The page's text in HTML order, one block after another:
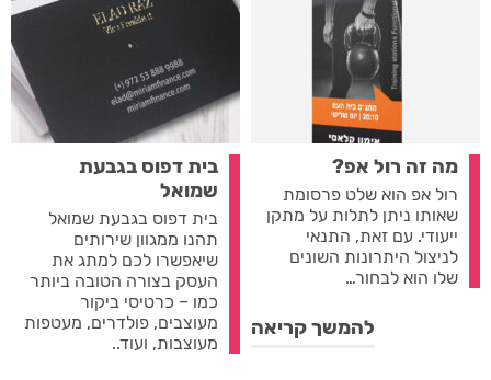
מה זה רול אפ?
רול אפ הוא שלט פרסומת
שאותו ניתן לתלות על מתקן
ייעודי. עם זאת, התנאי
לניצול היתרונות השונים
שלו הוא לבחור…
להמשך קריאה
בית דפוס בגבעת
שמואל
בית דפוס בגבעת שמואל
תהנו ממגוון שירותים
שיאפשרו לכם למתג את
העסק בצורה הטובה ביותר
כמו – כרטיסי ביקור
מעוצבים, פולדרים, מעטפות
מעוצבות, ועוד..